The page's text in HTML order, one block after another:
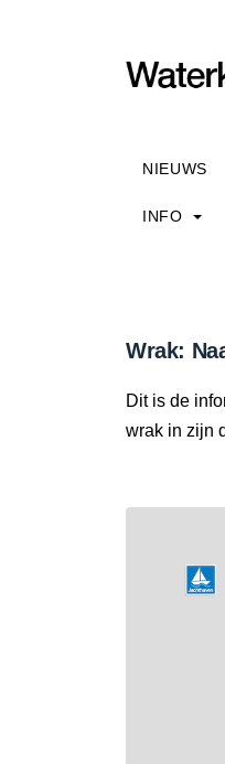
NIEUWS
INFO
Wrak:
Dit is de
wrak in zijn